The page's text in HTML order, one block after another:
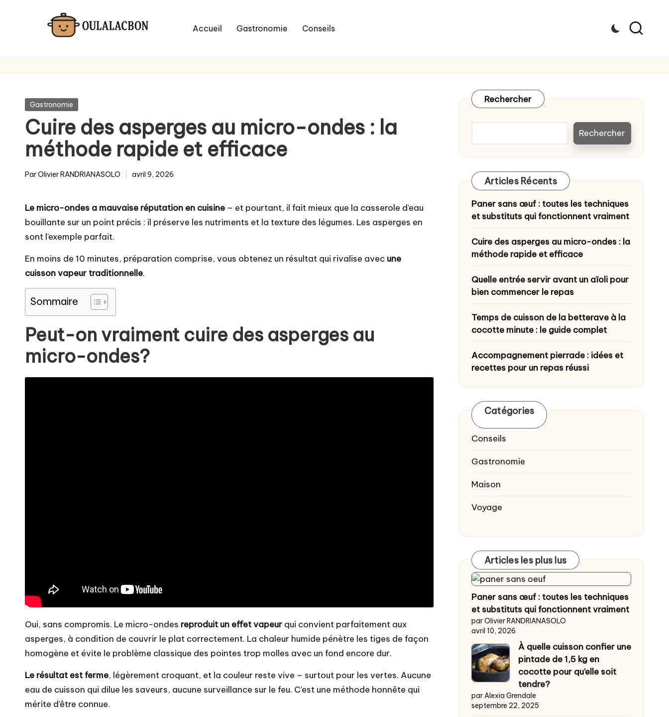
content
Accueil Gastronomie Conseils
Posted
Gastronomie
Cuire des asperges au micro-ondes : la
méthode rapide et efficace
Posted
ParOlivier RANDRIANASOLO avril 9, 2026
Le micro-ondes a mauvaise réputation en cuisine – et pourtant, il fait mieux que la casserole d’eau
bouillante sur un point précis : il préserve les nutriments et la texture des légumes. Les asperges en
sont l’exemple parfait.
En moins de 10 minutes, préparation comprise, vous obtenez un résultat qui rivalise avec une
cuisson vapeur traditionnelle.
Sommaire
Peut-on vraiment cuire des asperges au
micro-ondes?
Oui, sans compromis. Le micro-ondes reproduit un effet vapeur qui convient parfaitement aux
asperges, à condition de couvrir le plat correctement. La chaleur humide pénètre les tiges de façon
homogène et évite le problème classique des pointes trop molles avec un fond encore dur.
Le résultat est ferme, légèrement croquant, et la couleur reste vive – surtout pour les vertes. Aucune
eau de cuisson qui dilue les saveurs, aucune surveillance sur le feu. C’est une méthode honnête qui
mérite d’être connue.
Rechercher
Rechercher
Articles Récents
Paner sans œuf : toutes les techniques
et substituts qui fonctionnent vraiment
Cuire des asperges au micro-ondes : la
méthode rapide et efficace
Quelle entrée servir avant un aïoli pour
bien commencer le repas
Temps de cuisson de la betterave à la
cocotte minute : le guide complet
Accompagnement pierrade : idées et
recettes pour un repas réussi
Catégories
Conseils
Gastronomie
Maison
Voyage
Articles les plus lus
Paner sans œuf : toutes les techniques
et substituts qui fonctionnent vraiment
par Olivier RANDRIANASOLO
avril 10, 2026
À quelle cuisson confier une
pintade de 1,5 kg en
cocotte pour qu’elle soit
tendre?
par Alexia Grendale
septembre 22, 2025